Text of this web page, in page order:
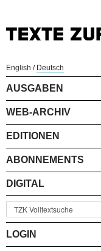
English / Deutsch
AUSGABEN
WEB-ARCHIV
EDITIONEN
ABONNEMENTS
DIGITAL
LOGIN